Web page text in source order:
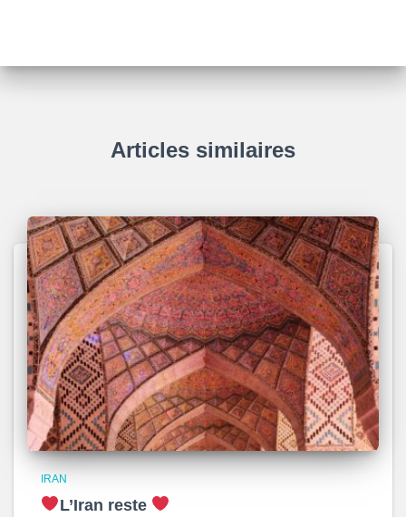
Articles similaires
IRAN
L’Iran reste